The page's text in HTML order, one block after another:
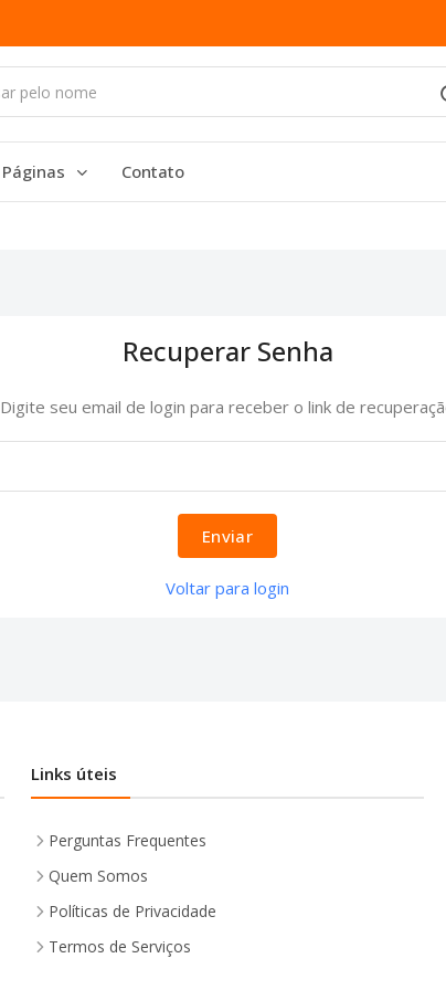
Páginas Contato
Recuperar Senha
Digite seu email de login para receber o link de
Enviar
Voltar para login
Links úteis
Perguntas Frequentes
Quem Somos
Políticas de Privacidade
Termos de Serviços